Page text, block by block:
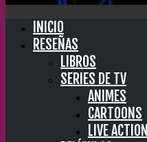
INICIO
RESEÑAS
LIBROS
SERIES DE TV
ANIMES
CARTOONS
LIVE ACTION